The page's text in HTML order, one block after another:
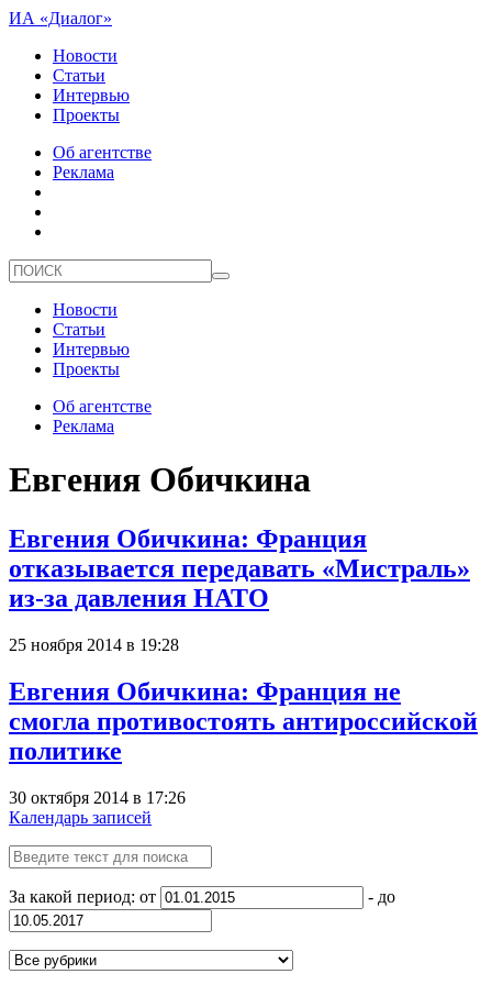
ИА «Диалог»
Новости
Статьи
Интервью
Проекты
Об агентстве
Реклама
Новости
Статьи
Интервью
Проекты
Об агентстве
Реклама
Евгения Обичкина
Евгения Обичкина: Франция
отказывается передавать «Мистраль»
из-за давления НАТО
25 ноября 2014 в 19:28
Евгения Обичкина: Франция не
смогла противостоять антироссийской
политике
30 октября 2014 в 17:26
Календарь записей
За какой период: от - до